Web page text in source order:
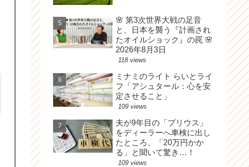
🌸 第3次世界大戦の足音
と、日本を襲う『計画され
たオイルショック』の罠 🌸
2026年8月3日
118 views
ミナミのライト らいとライ
フ「アシュタール：心を安
定させること」
109 views
夫が9年目の「プリウス」
をディーラーへ車検に出し
たところ、「20万円かか
る」と聞いて驚き…！
109 views